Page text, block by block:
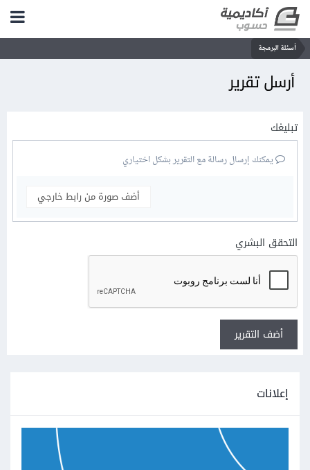
أسئلة البرمجة
أرسل تقرير
تبليغك
يمكنك إرسال رسالة مع التقرير بشكل اختياري
أضف صورة من رابط خارجي
التحقق البشري
أضف التقرير
إعلانات